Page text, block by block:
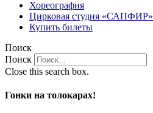
Хореография
Цирковая студия «САПФИР»
Купить билеты
Поиск
Поиск
Close this search box.
Гонки на толокарах!